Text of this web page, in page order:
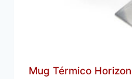
Mug Térmico Horizon